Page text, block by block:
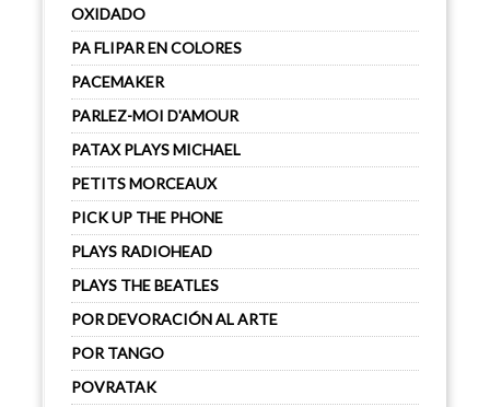
OXIDADO
PA FLIPAR EN COLORES
PACEMAKER
PARLEZ-MOI D'AMOUR
PATAX PLAYS MICHAEL
PETITS MORCEAUX
PICK UP THE PHONE
PLAYS RADIOHEAD
PLAYS THE BEATLES
POR DEVORACIÓN AL ARTE
POR TANGO
POVRATAK